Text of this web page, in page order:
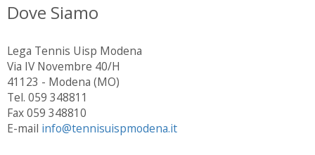
Dove Siamo
Lega Tennis Uisp Modena
Via IV Novembre 40/H
41123 - Modena (MO)
Tel. 059 348811
Fax 059 348810
E-mail info@tennisuispmodena.it